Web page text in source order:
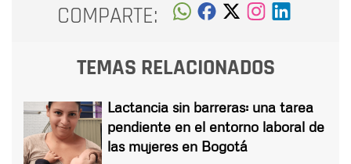
COMPARTE:
TEMAS RELACIONADOS
Lactancia sin barreras: una tarea
pendiente en el entorno laboral de
las mujeres en Bogotá